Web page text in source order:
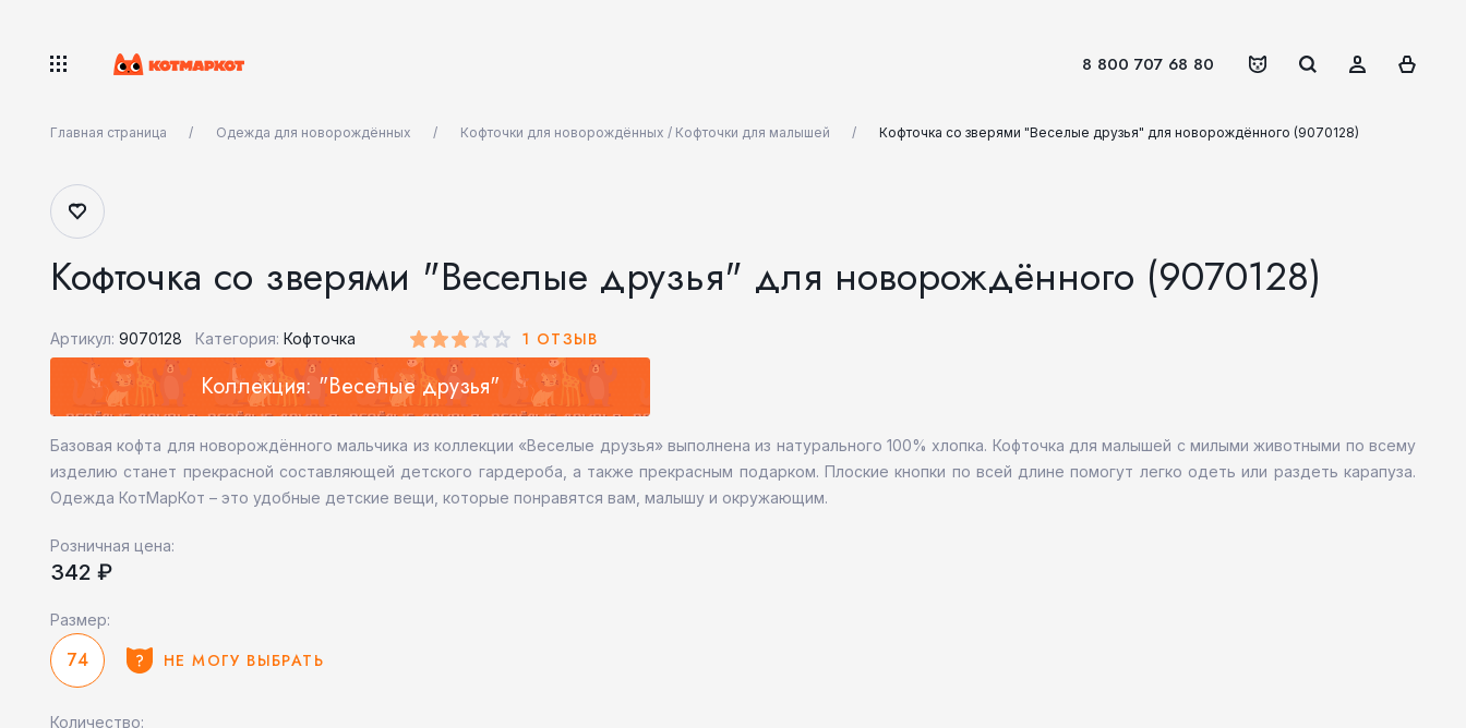
8 800 707 68 80
Главная страница Одежда для новорождённых Кофточки для новорождённых / Кофточки для малышей Кофточка со зверями "Веселые друзья" для новорождённого (9070128)
Кофточка со зверями "Веселые друзья" для новорождённого (9070128)
Артикул: 9070128 Категория: Кофточка 1 ОТЗЫВ
Коллекция: "Веселые друзья"
Базовая кофта для новорождённого мальчика из коллекции «Веселые друзья» выполнена из натурального 100% хлопка. Кофточка для малышей с милыми животными по всему
изделию станет прекрасной составляющей детского гардероба, а также прекрасным подарком. Плоские кнопки по всей длине помогут легко одеть или раздеть карапуза.
Одежда КотМарКот – это удобные детские вещи, которые понравятся вам, малышу и окружающим.
Розничная цена:
342 ₽
Размер:
74 НЕ МОГУ ВЫБРАТЬ
Количество: